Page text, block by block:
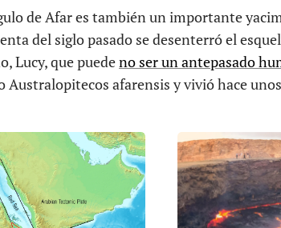
de Afar es también un importante
del siglo pasado se desenterró el
Lucy, que puedeno ser un antepasado
Australopitecos afarensis y vivió hace